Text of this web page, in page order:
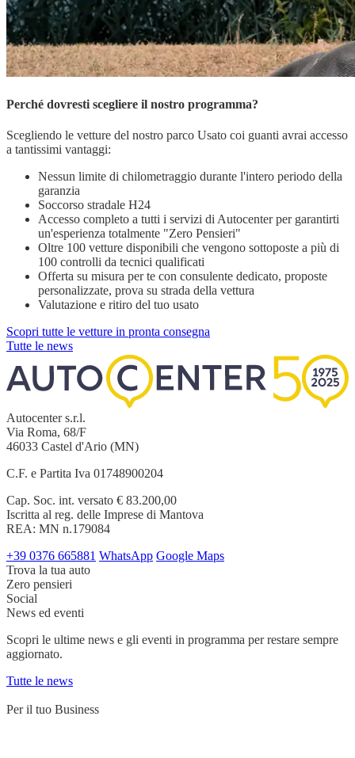
Perché dovresti scegliere il nostro programma?
Scegliendo le vetture del nostro parco Usato coi guanti avrai accesso
a tantissimi vantaggi:
Nessun limite di chilometraggio durante l'intero periodo della
garanzia
Soccorso stradale H24
Accesso completo a tutti i servizi di Autocenter per garantirti
un'esperienza totalmente "Zero Pensieri"
Oltre 100 vetture disponibili che vengono sottoposte a più di
100 controlli da tecnici qualificati
Offerta su misura per te con consulente dedicato, proposte
personalizzate, prova su strada della vettura
Valutazione e ritiro del tuo usato
Scopri tutte le vetture in pronta consegna
Tutte le news
Autocenter s.r.l.
Via Roma, 68/F
46033 Castel d'Ario (MN)
C.F. e Partita Iva 01748900204
Cap. Soc. int. versato € 83.200,00
Iscritta al reg. delle Imprese di Mantova
REA: MN n.179084
+39 0376 665881 WhatsApp Google Maps
Trova la tua auto
Zero pensieri
Social
News ed eventi
Scopri le ultime news e gli eventi in programma per restare sempre
aggiornato.
Tutte le news
Per il tuo Business